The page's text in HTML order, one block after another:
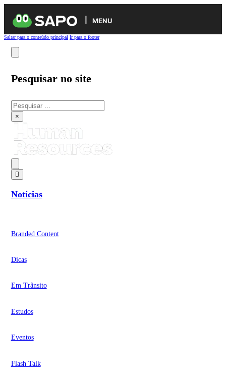
MENU
Saltar para o conteúdo principal Ir para o footer
Pesquisar no site
Pesquisar
×
Notícias
Branded Content
Dicas
Em Trânsito
Estudos
Eventos
Flash Talk